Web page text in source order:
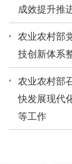
成效提升推
农业农村部
技创新体系
农业农村部
快发展现代
等工作